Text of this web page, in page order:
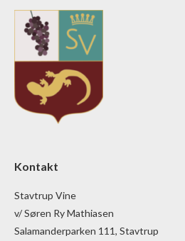
Kontakt
Stavtrup Vine
v/ Søren Ry Mathiasen
Salamanderparken 111, Stavtrup